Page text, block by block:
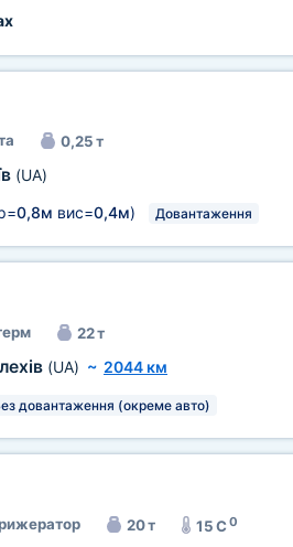
0,25 т
(UA)
0,8м вис=0,4м) Довантаження
22 т
(UA) ~ 2044 км
довантаження (окреме авто)
20 т 15 C0